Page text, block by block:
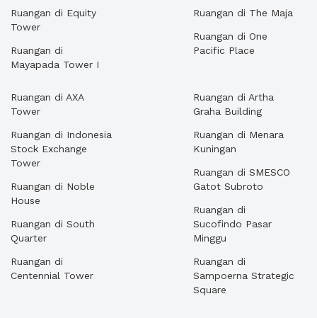
Ruangan di Equity
Tower
Ruangan di
Mayapada Tower I
Ruangan di The Maja
Ruangan di One
Pacific Place
Ruangan di AXA
Tower
Ruangan di Indonesia
Stock Exchange
Tower
Ruangan di Noble
House
Ruangan di South
Quarter
Ruangan di
Centennial Tower
Ruangan di Artha
Graha Building
Ruangan di Menara
Kuningan
Ruangan di SMESCO
Gatot Subroto
Ruangan di
Sucofindo Pasar
Minggu
Ruangan di
Sampoerna Strategic
Square